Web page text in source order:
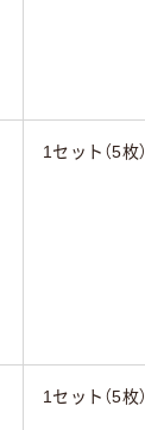
1セット（5枚）
1セット（5枚）